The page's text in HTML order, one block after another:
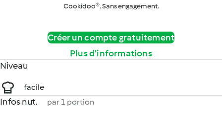
Cookidoo®. Sans engagement.
Créer un compte gratuitement
Plus d’informations
Niveau
facile
Infos nut. par 1 portion